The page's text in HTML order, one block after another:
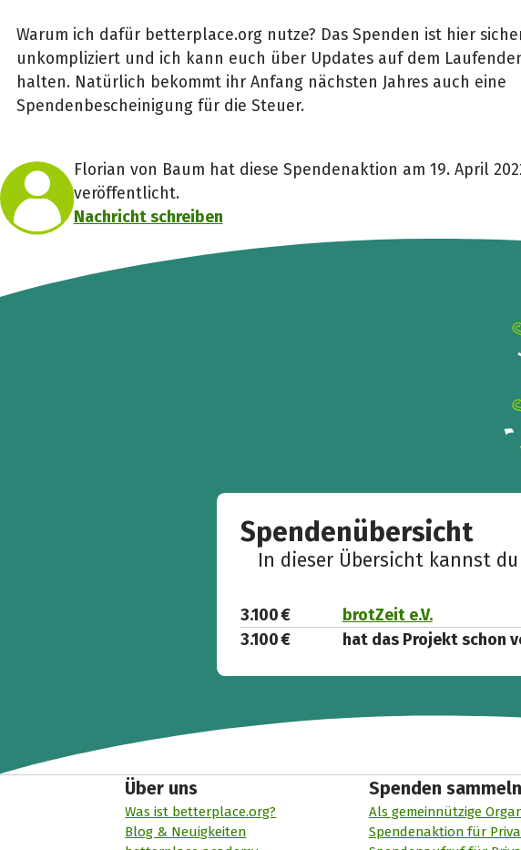
Warum ich dafür betterplace.org nutze? Das Spenden ist hier
unkompliziert und ich kann euch über Updates auf dem
halten. Natürlich bekommt ihr Anfang nächsten Jahres auch eine
Spendenbescheinigung für die Steuer.
Florian von Baum hat diese Spendenaktion am 19. April
veröffentlicht.
Nachricht schreiben
Spendenübersicht
In dieser Übersicht kannst
3.100 €
brotZeit e.V.
3.100 €
hat das Projekt schon
Über uns
Was ist betterplace.org?
Blog & Neuigkeiten
Spenden sammeln
Als gemeinnützige
Spendenaktion für